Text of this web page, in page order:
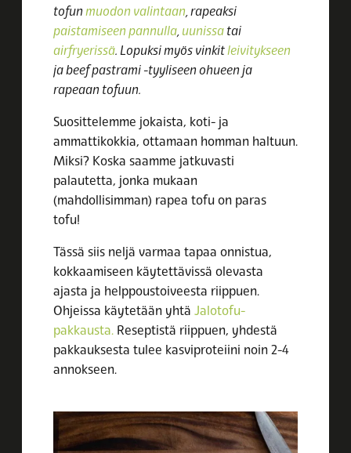
tofun muodon valintaan , rapeaksi
paistamiseen pannulla uunissa tai
airfryerissä. Lopuksi myös vinkitleivitykseen
ja beef pastrami -tyyliseen ohueen ja
rapeaan tofuun.
Suosittelemme jokaista, koti- ja
ammattikokkia, ottamaan homman haltuun.
Miksi? Koska saamme jatkuvasti
palautetta, jonka mukaan
(mahdollisimman) rapea tofu on paras
tofu!
Tässä siis neljä varmaa tapaa onnistua,
kokkaamiseen käytettävissä olevasta
ajasta ja helppoustoiveesta riippuen.
Ohjeissa käytetään yhtä Jalotofu-
pakkausta. Reseptistä riippuen, yhdestä
pakkauksesta tulee kasviproteiini noin 2-4
annokseen.